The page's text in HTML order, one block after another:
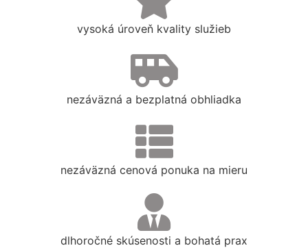
vysoká úroveň kvality služieb
nezáväzná a bezplatná obhliadka
nezáväzná cenová ponuka na mieru
dlhoročné skúsenosti a bohatá prax